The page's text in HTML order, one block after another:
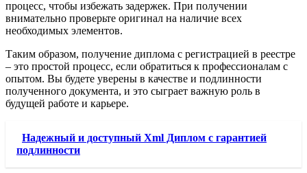
процесс, чтобы избежать задержек. При получении
внимательно проверьте оригинал на наличие всех
необходимых элементов.
Таким образом, получение диплома с регистрацией в реестре
– это простой процесс, если обратиться к профессионалам с
опытом. Вы будете уверены в качестве и подлинности
полученного документа, и это сыграет важную роль в
будущей работе и карьере.
Надежный и доступный Xml Диплом с гарантией
подлинности